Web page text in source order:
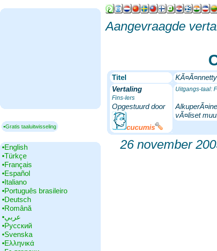
▪Gratis taaluitwisseling
•‎English
•‎Türkçe
•‎Français
•‎Español
•‎Italiano
•‎Português brasileiro
•‎Deutsch
•‎Română
•‎عربي
•‎Русский
•‎Svenska
•‎Ελληνικά
Aangevraagde
Titel
Vertaling
Fins-Iers
Opgestuurd door
cucumis
Uitgangs-taal:
vÃ¤liset
26 november